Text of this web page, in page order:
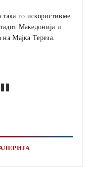
го искористивме
Македонија и
Мајка Тереза.